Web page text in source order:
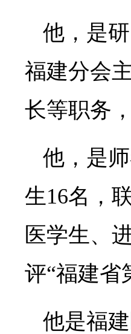
他，是
福建分会
长等职务
他，是
生16名，
医学生、
评“福建省
他是福